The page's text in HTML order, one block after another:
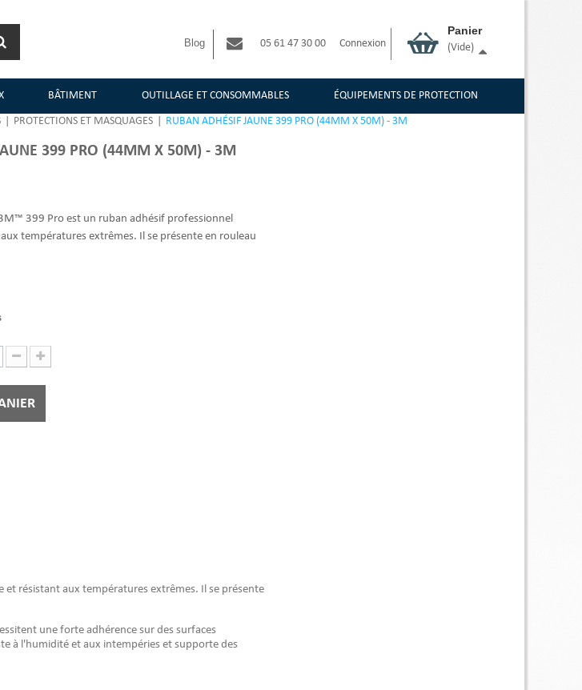
05 61 47 30 00
Panier
(vide)
Connexion
Blog
BÂTIMENT OUTILLAGE ET CONSOMMABLES ÉQUIPEMENTS DE PROTECTION
PROTECTIONS ET MASQUAGES RUBAN ADHÉSIF JAUNE 399 PRO (44MM X 50M) - 3M
399 PRO (44MM X 50M) - 3M
399 Pro est un ruban adhésif professionnel
températures extrêmes. Il se présente en rouleau
résistant aux températures extrêmes. Il se présente
une forte adhérence sur des surfaces
à l'humidité et aux intempéries et supporte des